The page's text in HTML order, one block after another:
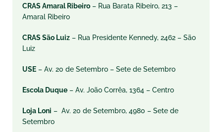
CRAS Amaral Ribeiro – Rua Barata Ribeiro, 213 –
Amaral Ribeiro
CRAS São Luiz – Rua Presidente Kennedy, 2462 – São
Luiz
USE – Av. 20 de Setembro – Sete de Setembro
Escola Duque – Av. João Corrêa, 1364 – Centro
Loja Loni – Av. 20 de Setembro, 4980 – Sete de
Setembro